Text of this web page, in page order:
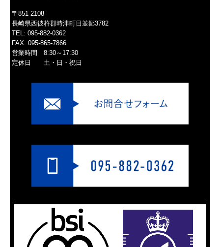
〒851-2108
長崎県西彼杵郡時津町日並郷3782
TEL:095-882-0362
FAX: 095-865-7866
営業時間 8:30～17:30
定休日 土・日・祝日